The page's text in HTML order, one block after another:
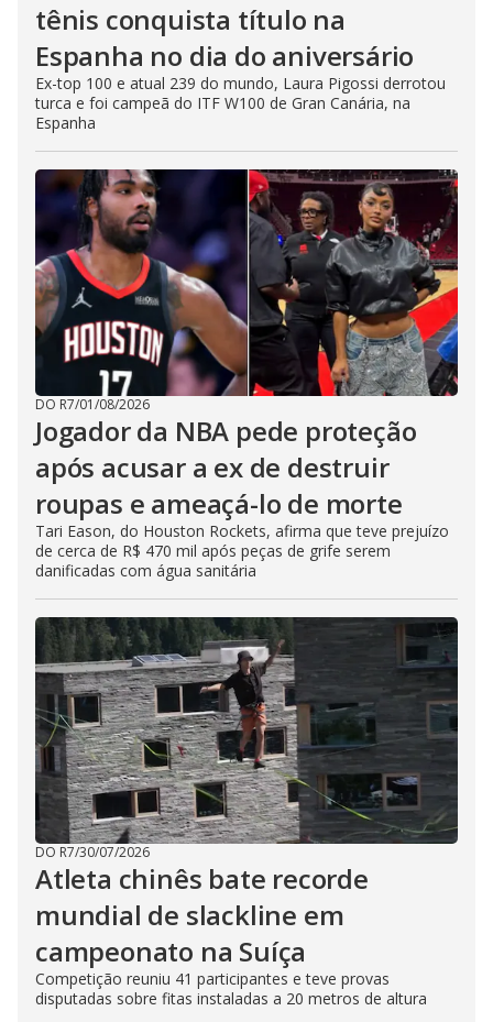
tênis conquista título na
Espanha no dia do aniversário
Ex-top 100 e atual 239 do mundo, Laura Pigossi derrotou
turca e foi campeã do ITF W100 de Gran Canária, na
Espanha
DO R7/01/08/2026
Jogador da NBA pede proteção
após acusar a ex de destruir
roupas e ameaçá-lo de morte
Tari Eason, do Houston Rockets, afirma que teve prejuízo
de cerca de R$ 470 mil após peças de grife serem
danificadas com água sanitária
DO R7/30/07/2026
Atleta chinês bate recorde
mundial de slackline em
campeonato na Suíça
Competição reuniu 41 participantes e teve provas
disputadas sobre fitas instaladas a 20 metros de altura